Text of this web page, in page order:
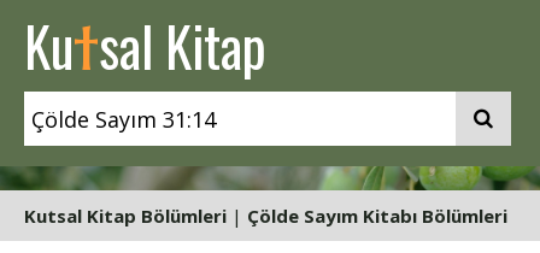
Kutsal Kitap
Kutsal Kitap Bölümleri | Çölde Sayım Kitabı Bölümleri